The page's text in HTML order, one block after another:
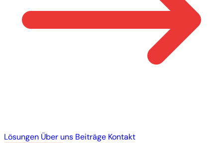
Lösungen Über uns Beiträge Kontakt